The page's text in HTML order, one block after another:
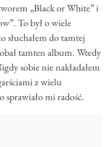
„Black or White” i
To był o wiele
słuchałem do tamtej
tamten album. Wtedy
sobie nie nakładałem
z wielu
sprawiało mi radość.